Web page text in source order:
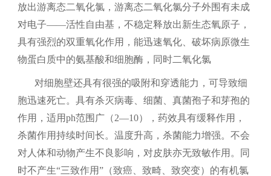
放出游离态二氧化氯，游离态二氧化氯分子外围有未成
对电子——活性自由基，不稳定释放出新生态氧原子，
具有强烈的双重氧化作用，能迅速氧化、破坏病原微生
物蛋白质中的氨基酸和细胞酶，同时二氧化氯
对细胞壁还具有很强的吸附和穿透能力，可导致细
胞迅速死亡。具有杀灭病毒、细菌、真菌孢子和芽孢的
作用，适用ph范围广（2—10），药效具有缓释作用，
杀菌作用持续时间长。温度升高，杀菌能力增强。不会
对人体和动物产生不良影响，对皮肤亦无致敏作用。同
时不产生“三致作用” （致癌、致畸、致突变）的有机氯